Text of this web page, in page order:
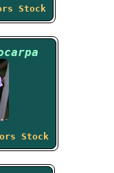
Stock
Stock